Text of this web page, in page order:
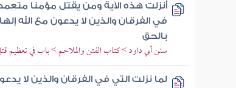
أنزلت هذه الآية ومن يقتل مؤمنا
في الفرقان والذين لا يدعون مع الله
بالحق
سنن أبي داود > كتاب الفتن والملاحم > باب في تعظيم
لما نزلت التي في الفرقان والذين لا